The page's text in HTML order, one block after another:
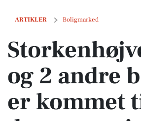
ARTIKLER Boligmarked
Storkenhøjvej 179 og 2 andre boliger
og 2 andre
er kommet